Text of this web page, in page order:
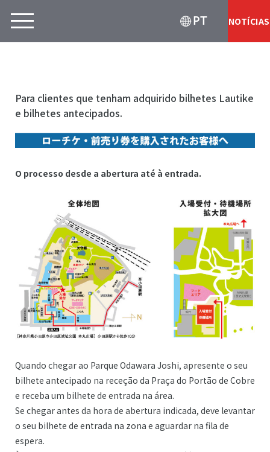
PT NOTÍCIAS
Para clientes que tenham adquirido bilhetes Lautike
e bilhetes antecipados.
O processo desde a abertura até à entrada.
Quando chegar ao Parque Odawara Joshi, apresente o seu
bilhete antecipado na receção da Praça do Portão de Cobre
e receba um bilhete de entrada na área.
Se chegar antes da hora de abertura indicada, deve levantar
o seu bilhete de entrada na zona e aguardar na fila de
espera.